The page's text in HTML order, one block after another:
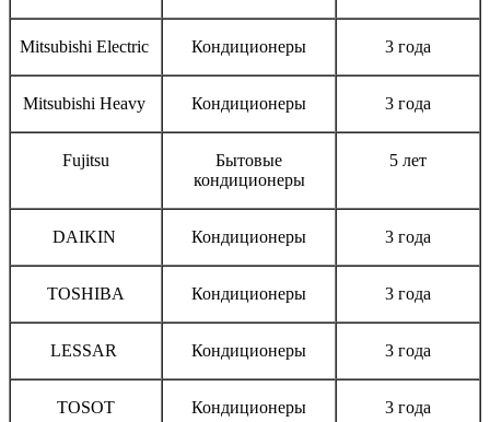
Mitsubishi Electric Кондиционеры 3 года
Mitsubishi Heavy Кондиционеры 3 года
Fujitsu
Бытовые
кондиционеры
5 лет
DAIKIN Кондиционеры 3 года
TOSHIBA Кондиционеры 3 года
LESSAR Кондиционеры 3 года
TOSOT Кондиционеры 3 года